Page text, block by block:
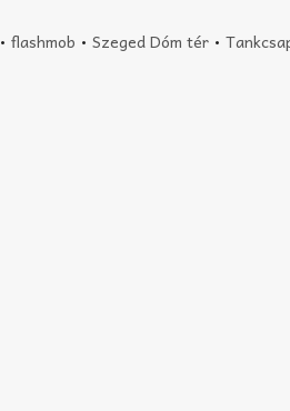
• flashmob • Szeged Dóm tér•